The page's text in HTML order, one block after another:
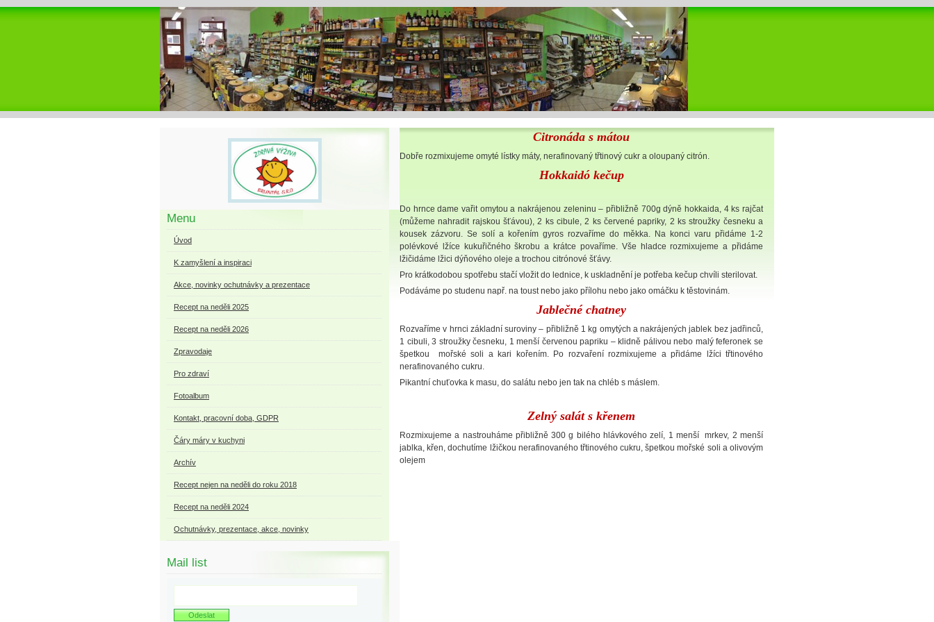
Citronáda s mátou
Dobře rozmixujeme omyté lístky máty, nerafinovaný třtinový cukr a oloupaný citrón.
Hokkaidó kečup
Do hrnce dame vařit omytou a nakrájenou zeleninu – přibližně 700g dýně hokkaida, 4 ks rajčat
(můžeme nahradit rajskou šťávou), 2 ks cibule, 2 ks červené papriky, 2 ks stroužky česneku a
kousek zázvoru. Se solí a kořením gyros rozvaříme do měkka. Na konci varu přidáme 1-2
polévkové lžíce kukuřičného škrobu a krátce povaříme. Vše hladce rozmixujeme a přidáme
lžičidáme lžici dýňového oleje a trochou citrónové šťávy.
Pro krátkodobou spotřebu stačí vložit do lednice, k uskladnění je potřeba kečup chvíli sterilovat.
Podáváme po studenu např. na toust nebo jako přílohu nebo jako omáčku k těstovinám.
Jablečné chatney
Rozvaříme v hrnci základní suroviny – přibližně 1 kg omytých a nakrájených jablek bez jadřinců,
1 cibuli, 3 stroužky česneku, 1 menší červenou papriku – klidně pálivou nebo malý feferonek se
špetkou mořské soli a kari kořením. Po rozvaření rozmixujeme a přidáme lžíci třtinového
nerafinovaného cukru.
Pikantní chuťovka k masu, do salátu nebo jen tak na chléb s máslem.
Zelný salát s křenem
Rozmixujeme a nastrouháme přibližně 300 g bilého hlávkového zelí, 1 menší mrkev, 2 menší
jablka, křen, dochutíme lžičkou nerafinovaného třtinového cukru, špetkou mořské soli a olivovým
olejem
Menu
Úvod
K zamyšlení a inspiraci
Akce, novinky ochutnávky a prezentace
Recept na neděli 2025
Recept na neděli 2026
Zpravodaje
Pro zdraví
Fotoalbum
Kontakt, pracovní doba, GDPR
Čáry máry v kuchyni
Archív
Recept nejen na neděli do roku 2018
Recept na neděli 2024
Ochutnávky, prezentace, akce, novinky
Mail list